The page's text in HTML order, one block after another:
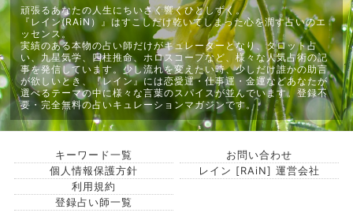
頑張るあなたの人生にちいさく響くひとしずく。
『レイン(RAiN）』はすこしだけ乾いてしまった心を潤す占いのエ
ッセンス。
実績のある本物の占い師だけがキュレーターとなり、タロット占
い、九星気学、四柱推命、ホロスコープなど、様々な人気占術の記
事を発信しています。少し流れを変えたい時、少しだけ誰かの助言
が欲しいとき、『レイン』には恋愛運・仕事運・金運などあなたが
選べるテーマの中に様々な言葉のスパイスが並んでいます。登録不
要・完全無料の占いキュレーションマガジンです。
キーワード一覧
お問い合わせ
個人情報保護方針
レイン [RAiN] 運営会社
利用規約
登録占い師一覧